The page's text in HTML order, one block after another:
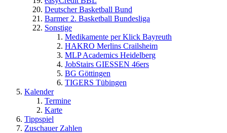
Deutscher Basketball Bund
Barmer 2. Basketball Bundesliga
Sonstige
Medikamente per Klick Bayreuth
HAKRO Merlins Crailsheim
MLP Academics Heidelberg
JobStairs GIESSEN 46ers
BG Göttingen
TIGERS Tübingen
Kalender
Termine
Karte
Tippspiel
Zuschauer Zahlen